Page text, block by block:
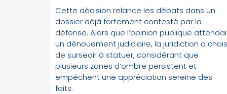
Cette décision relance les débats dans un
dossier déjà fortement contesté par la
défense. Alors que l’opinion publique
un dénouement judiciaire, la juridiction a
de surseoir à statuer, considérant que
plusieurs zones d’ombre persistent et
empêchent une appréciation sereine des
faits.